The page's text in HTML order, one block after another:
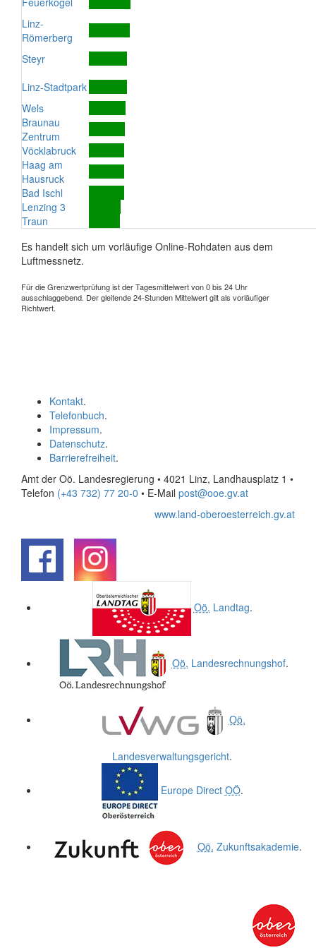
Linz-
Römerberg
Steyr
Linz-Stadtpark
Wels
Braunau
Zentrum
Vöcklabruck
Haag am
Hausruck
Bad Ischl
Lenzing 3
Traun
Es handelt sich um vorläufige Online-Rohdaten aus dem
Luftmessnetz.
Für die Grenzwertprüfung ist der Tagesmittelwert von 0 bis 24 Uhr
ausschlaggebend. Der gleitende 24-Stunden Mittelwert gilt als vorläufiger
Richtwert.
Kontakt.
Telefonbuch.
Impressum.
Datenschutz.
Barrierefreiheit.
Amt der Oö. Landesregierung • 4021 Linz, Landhausplatz 1 •
Telefon (+43 732) 77 20-0 • E-Mail post@ooe.gv.at
www.land-oberoesterreich.gv.at
Oö. Landtag.
Oö. Landesrechnungshof.
Oö.
Landesverwaltungsgericht.
Europe Direct OÖ.
Oö. Zukunftsakademie.